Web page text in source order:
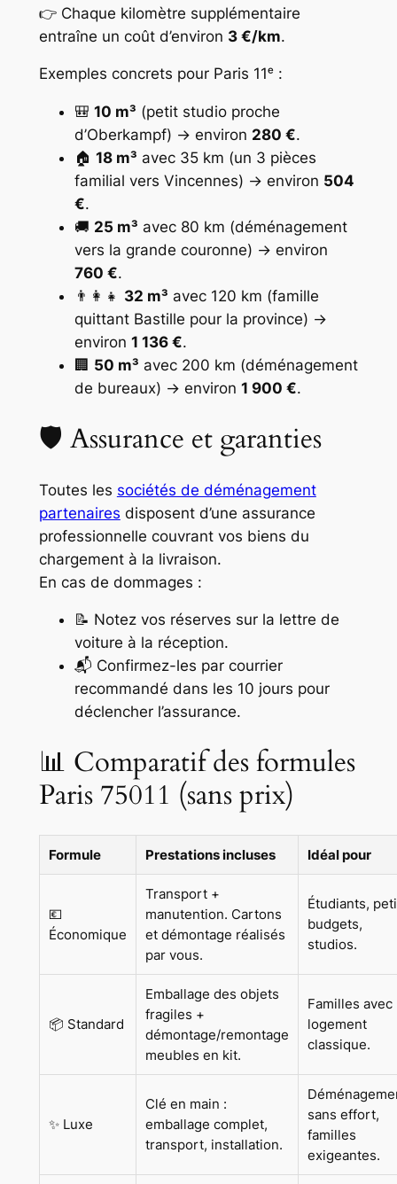
👉 Chaque kilomètre supplémentaire
entraîne un coût d’environ 3 €/km.
Exemples concrets pour Paris 11ᵉ :
🎒 10 m³ (petit studio proche
d’Oberkampf) → environ 280 €.
🏠 18 m³ avec 35 km (un 3 pièces
familial vers Vincennes) → environ 504
€.
🚚 25 m³ avec 80 km (déménagement
vers la grande couronne) → environ
760 €.
👨‍👩‍👧 32 m³ avec 120 km (famille
quittant Bastille pour la province) →
environ 1 136 €.
🏢 50 m³ avec 200 km (déménagement
de bureaux) → environ 1 900 €.
🛡️ Assurance et garanties
Toutes les sociétés de déménagement
partenaires disposent d’une assurance
professionnelle couvrant vos biens du
chargement à la livraison.
En cas de dommages :
📝 Notez vos réserves sur la lettre de
voiture à la réception.
📬 Confirmez-les par courrier
recommandé dans les 10 jours pour
déclencher l’assurance.
📊 Comparatif des formules
Paris 75011 (sans prix)
Formule Prestations incluses Idéal pour
💶
Économique
Transport +
manutention. Cartons
et démontage réalisés
par vous.
Étudiants,
budgets,
studios.
📦 Standard
Emballage des objets
fragiles +
démontage/remontage
meubles en kit.
Familles avec
logement
classique.
✨ Luxe
Clé en main :
emballage complet,
transport, installation.
sans effort,
familles
exigeantes.